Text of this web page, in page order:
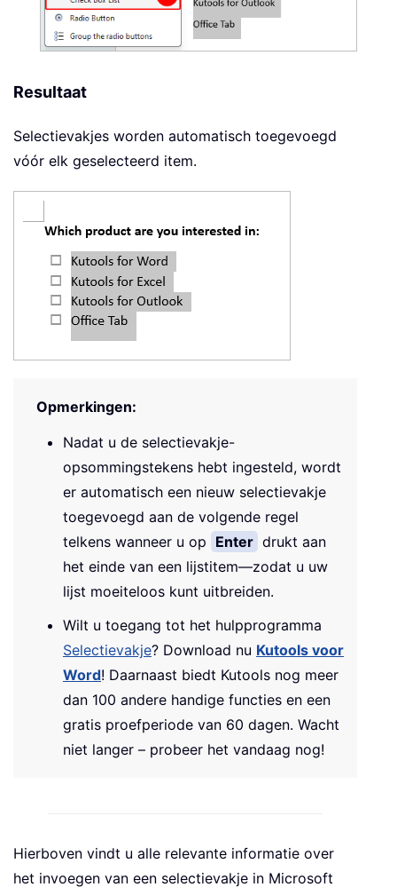
Resultaat
Selectievakjes worden automatisch toegevoegd
vóór elk geselecteerd item.
Opmerkingen:
Nadat u de selectievakje-
opsommingstekens hebt ingesteld, wordt
er automatisch een nieuw selectievakje
toegevoegd aan de volgende regel
telkens wanneer u op Enter drukt aan
het einde van een lijstitem—zodat u uw
lijst moeiteloos kunt uitbreiden.
Wilt u toegang tot het hulpprogramma
Selectievakje? Download nu Kutools voor
Word! Daarnaast biedt Kutools nog meer
dan 100 andere handige functies en een
gratis proefperiode van 60 dagen. Wacht
niet langer – probeer het vandaag nog!
Hierboven vindt u alle relevante informatie over
het invoegen van een selectievakje in Microsoft